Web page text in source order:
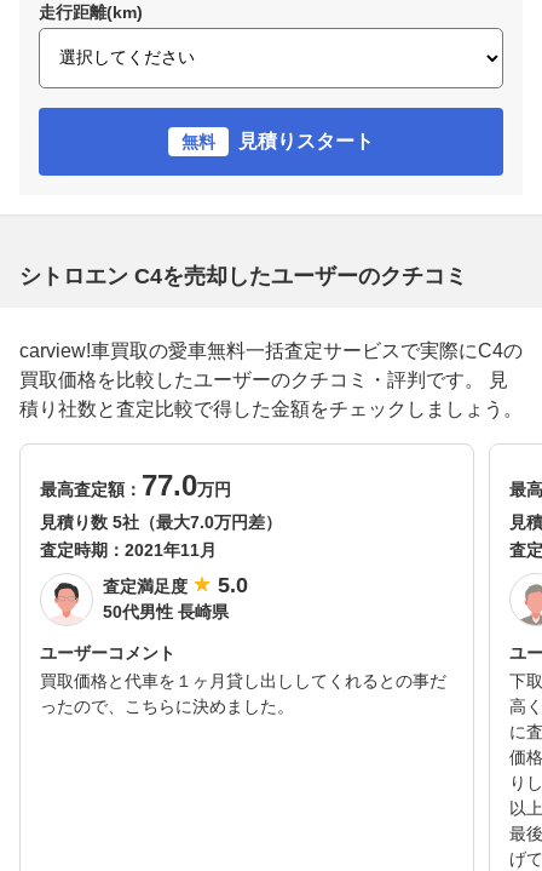
走行距離(km)
無料 見積りスタート
シトロエン C4を売却したユーザーのクチコミ
carview!車買取の愛車無料一括査定サービスで実際にC4の
買取価格を比較したユーザーのクチコミ・評判です。 見
積り社数と査定比較で得した金額をチェックしましょう。
最高査定額： 77.0万円
見積り数 5社（最大7.0万円差）
査定時期： 2021年11月
査定満足度
5.0
50代男性 長崎県
ユーザーコメント
買取価格と代車を１ヶ月貸し出ししてくれるとの事だ
ったので、こちらに決めました。
最
見
査
ユ
下
高
に
価
り
以
最
げ